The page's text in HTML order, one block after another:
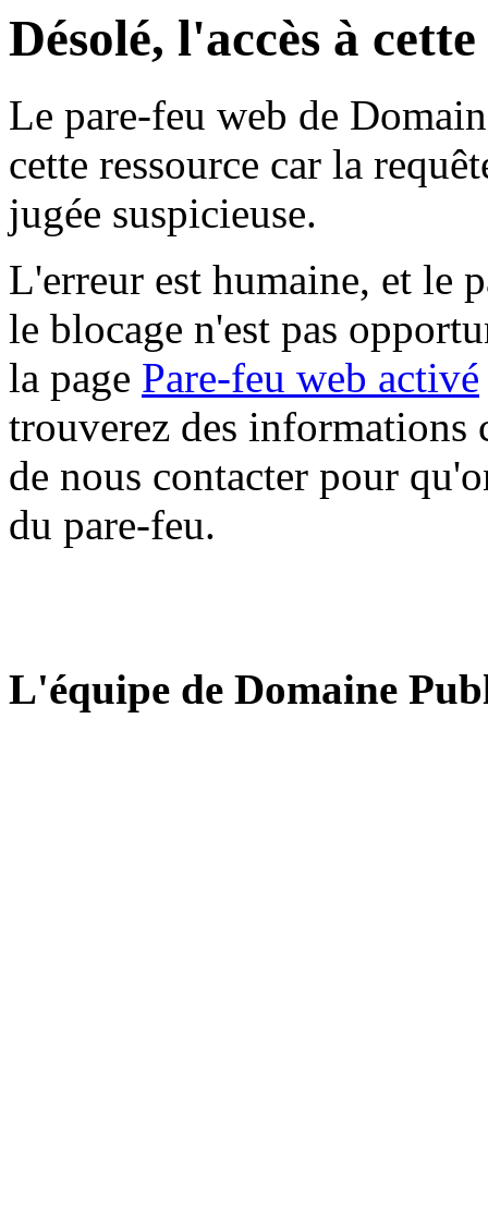
Désolé, l'accès à
Le pare-feu web de
cette ressource car la
jugée suspicieuse.
L'erreur est humaine, et le
le blocage n'est pas
la page Pare-feu web activé
trouverez des informations
de nous contacter pour
du pare-feu.
L'équipe de Domaine